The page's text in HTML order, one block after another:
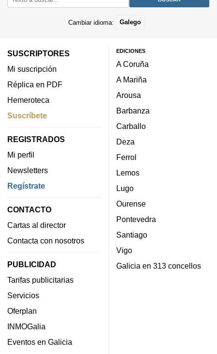
Cambiar idioma: Galego
SUSCRIPTORES
Mi suscripción
Réplica en PDF
Hemeroteca
Suscríbete
REGISTRADOS
Mi perfil
Newsletters
Regístrate
CONTACTO
Cartas al director
Contacta con nosotros
PUBLICIDAD
Tarifas publicitarias
Servicios
Oferplan
INMOGalia
Eventos en Galicia
EDICIONES
A Coruña
A Mariña
Arousa
Barbanza
Carballo
Deza
Ferrol
Lemos
Lugo
Ourense
Pontevedra
Santiago
Vigo
Galicia en 313 concellos